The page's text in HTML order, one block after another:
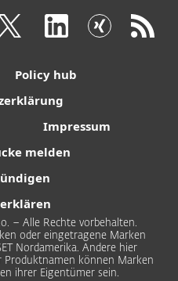
Policy hub
Impressum
melden
– Alle Rechte vorbehalten.
oder eingetragene Marken
Nordamerika. Andere hier
können Marken
ihrer Eigentümer sein.